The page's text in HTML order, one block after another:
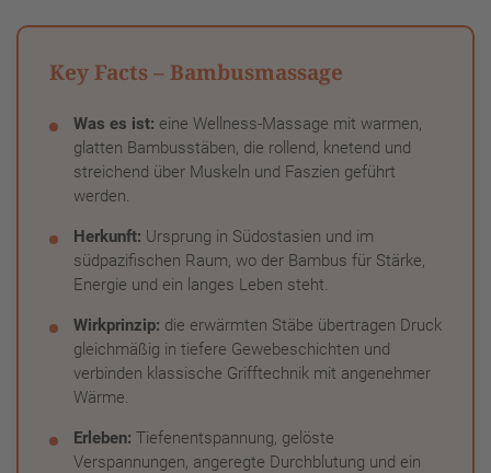
Key Facts – Bambusmassage
Was es ist: eine Wellness-Massage mit warmen,
glatten Bambusstäben, die rollend, knetend und
streichend über Muskeln und Faszien geführt
werden.
Herkunft: Ursprung in Südostasien und im
südpazifischen Raum, wo der Bambus für Stärke,
Energie und ein langes Leben steht.
Wirkprinzip: die erwärmten Stäbe übertragen Druck
gleichmäßig in tiefere Gewebeschichten und
verbinden klassische Grifftechnik mit angenehmer
Wärme.
Erleben: Tiefenentspannung, gelöste
Verspannungen, angeregte Durchblutung und ein